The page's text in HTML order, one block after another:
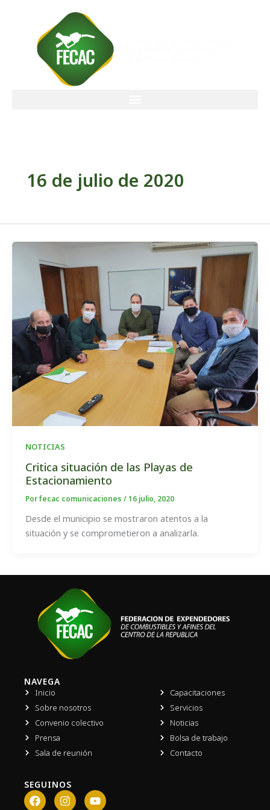
contenido
16 de julio de 2020
NOTICIAS
Critica situación de las Playas de
Estacionamiento
Porfecac comunicaciones / 16 julio, 2020
Desde el municipio se mostraron atentos a la
situación y se comprometieron a analizarla.
NAVEGA
Inicio
Sobre nosotros
Convenio colectivo
Prensa
Sala de reunión
Capacitaciones
Servicios
Noticias
Bolsa de trabajo
Contacto
SEGUINOS
F
a
I
n
Y
o